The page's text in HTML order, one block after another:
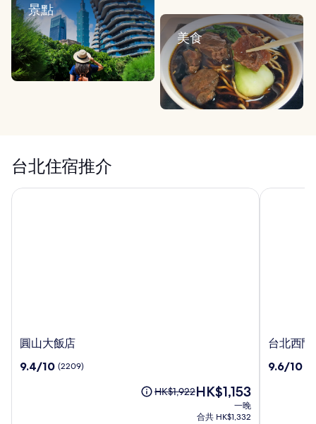
景點
美食
台北住宿推介
圓
大
圓山大飯店
9.4
9.4/10 (2209)
原
HK$1,922，
HK$1,922現
HK$1,153
HK$1,153
一晚
合共 HK$1,332
圓山大飯店
台
西
台北西
9.6
9.6/10
台北西門